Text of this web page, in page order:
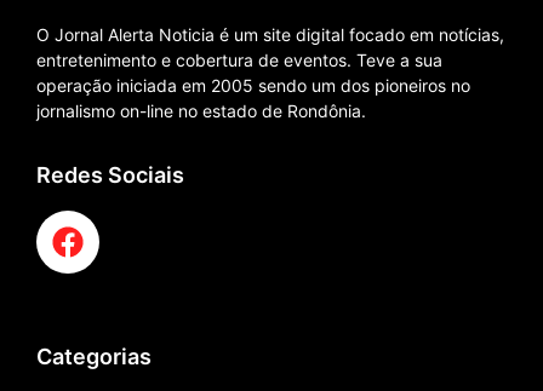
O Jornal Alerta Noticia é um site digital focado em notícias,
entretenimento e cobertura de eventos. Teve a sua
operação iniciada em 2005 sendo um dos pioneiros no
jornalismo on-line no estado de Rondônia.
Redes Sociais
Categorias